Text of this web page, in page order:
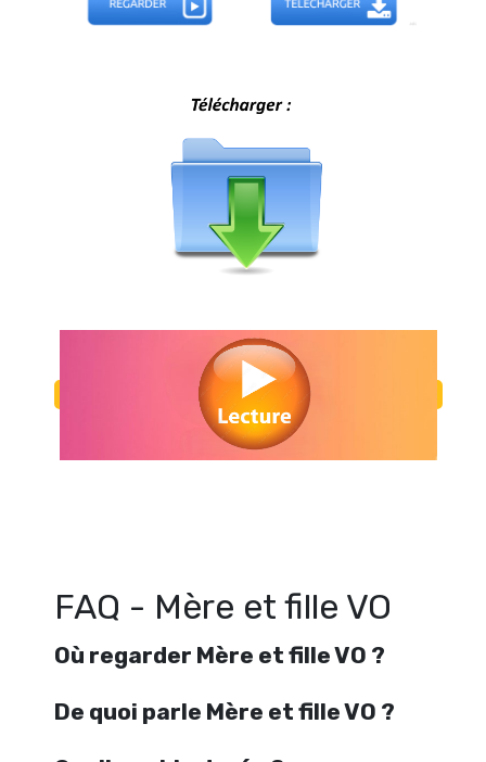
FAQ - Mère et fille VO
Où regarder Mère et fille VO ?
De quoi parle Mère et fille VO ?